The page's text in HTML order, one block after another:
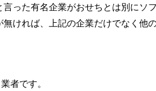
った有名企業がおせちとは別にソ
ければ、上記の企業だけでなく他
者です。